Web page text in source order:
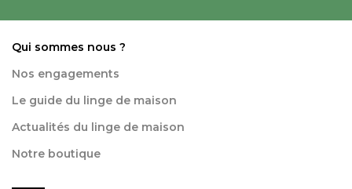
Qui sommes nous ?
Nos engagements
Le guide du linge de maison
Actualités du linge de maison
Notre boutique